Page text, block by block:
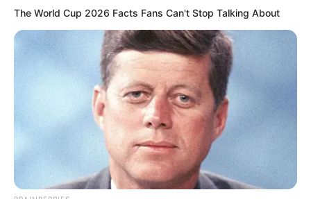
The World Cup 2026 Facts Fans Can't Stop Talking About